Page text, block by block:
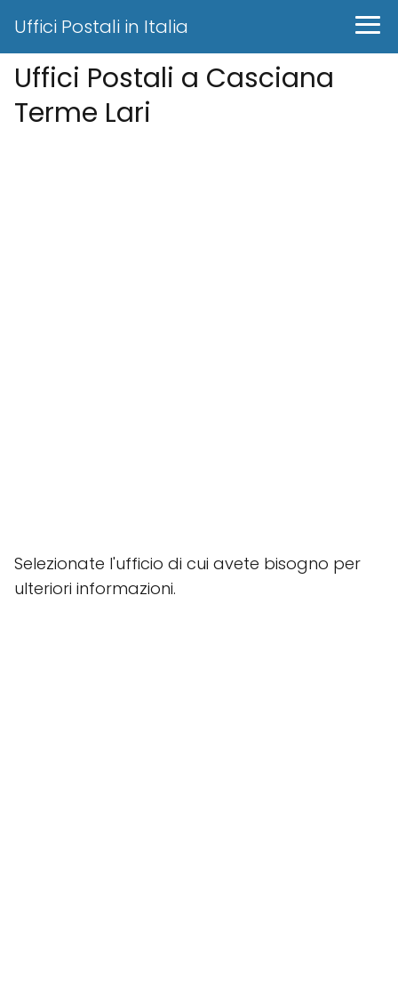
Uffici Postali in Italia
Uffici Postali a Casciana
Terme Lari
Selezionate l'ufficio di cui avete bisogno per
ulteriori informazioni.